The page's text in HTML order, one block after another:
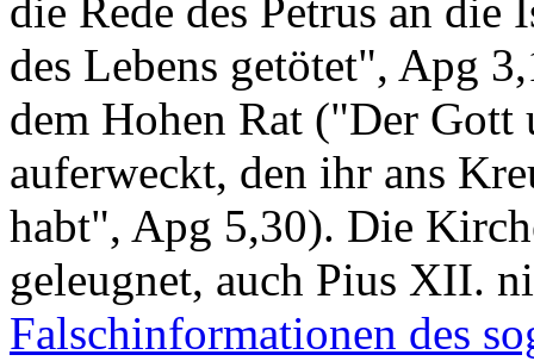
die Rede des Petrus an
des Lebens getötet", Apg
dem Hohen Rat ("Der Gott
auferweckt, den ihr ans
habt", Apg 5,30). Die
geleugnet, auch Pius XII.
Falschinformationen des